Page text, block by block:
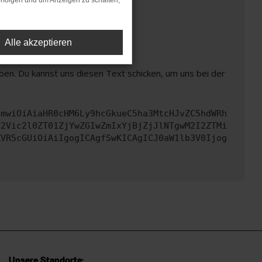
unterstützt werden.
Du kannst uns diesen Text schicken, um uns bei der
Alle akzeptieren